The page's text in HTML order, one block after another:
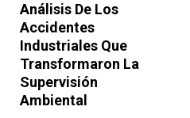
Análisis De Los
Accidentes
Industriales Que
Transformaron La
Supervisión
Ambiental